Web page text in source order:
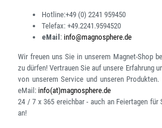
Hotline:+49 (0) 2241 959450
Telefax: +49.2241.9594520
eMail : info@magnosphere.de
Wir freuen uns Sie in unserem Magnet-Shop
zu dürfen! Vertrauen Sie auf unsere Erfahrung
von unserem Service und unseren
eMail: info(at)magnosphere.de
24 / 7 x 365 ereichbar- auch an Feiertagen für
an!